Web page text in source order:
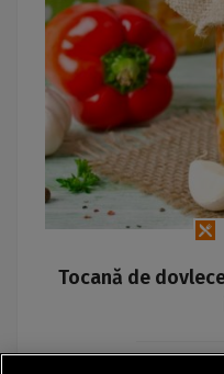
Tocană de